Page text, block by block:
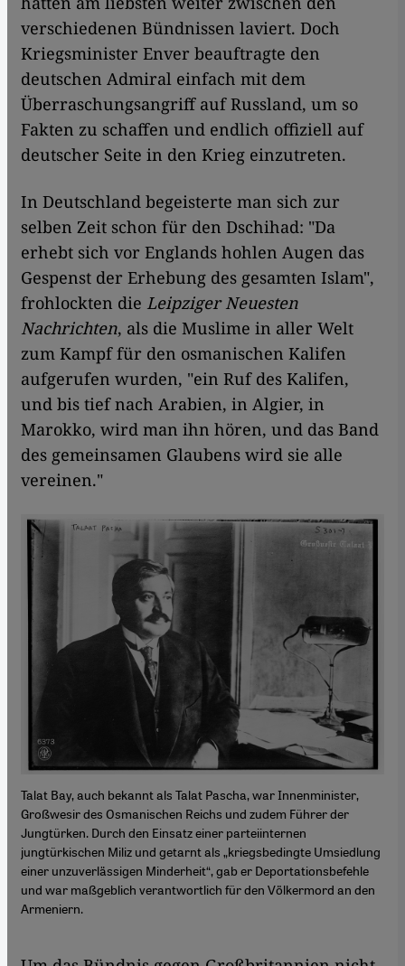
verschiedenen Bündnissen laviert. Doch
Kriegsminister Enver beauftragte den
deutschen Admiral einfach mit dem
Überraschungsangriff auf Russland, um so
Fakten zu schaffen und endlich offiziell auf
deutscher Seite in den Krieg einzutreten.
In Deutschland begeisterte man sich zur
selben Zeit schon für den Dschihad: "Da
erhebt sich vor Englands hohlen Augen das
Gespenst der Erhebung des gesamten Islam",
frohlockten die Leipziger Neuesten
Nachrichten, als die Muslime in aller Welt
zum Kampf für den osmanischen Kalifen
aufgerufen wurden, "ein Ruf des Kalifen,
und bis tief nach Arabien, in Algier, in
Marokko, wird man ihn hören, und das Band
des gemeinsamen Glaubens wird sie alle
vereinen."
Talat Bay, auch bekannt als Talat Pascha, war Innenminister,
Großwesir des Osmanischen Reichs und zudem Führer der
Jungtürken. Durch den Einsatz einer parteiinternen
jungtürkischen Miliz und getarnt als „kriegsbedingte Umsiedlung
einer unzuverlässigen Minderheit“, gab er Deportationsbefehle
und war maßgeblich verantwortlich für den Völkermord an den
Armeniern.